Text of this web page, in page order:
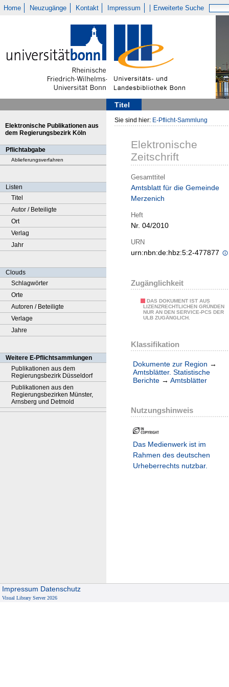
Home Neuzugänge Kontakt Impressum Erweiterte Suche
Titel
Elektronische Publikationen aus
dem Regierungsbezirk Köln
Pflichtabgabe
Ablieferungsverfahren
Listen
Titel
Autor / Beteiligte
Ort
Verlag
Jahr
Clouds
Schlagwörter
Orte
Autoren / Beteiligte
Verlage
Jahre
Weitere E-Pflichtsammlungen
Publikationen aus dem
Regierungsbezirk Düsseldorf
Publikationen aus den
Regierungsbezirken Münster,
Arnsberg und Detmold
Sie sind hier: E-Pflicht-Sammlung
Elektronische
Zeitschrift
Gesamttitel
Amtsblatt für die Gemeinde
Merzenich
Heft
Nr. 04/2010
URN
urn:nbn:de:hbz:5:2-477877
Zugänglichkeit
DAS DOKUMENT IST AUS
LIZENZRECHTLICHEN GRÜNDEN
NUR AN DEN SERVICE-PCS DER
ULB ZUGÄNGLICH.
Klassifikation
Dokumente zur Region →
Amtsblätter. Statistische
Berichte → Amtsblätter
Nutzungshinweis
Das Medienwerk ist im
Rahmen des deutschen
Urheberrechts nutzbar.
Impressum Datenschutz
Visual Library Server 2026